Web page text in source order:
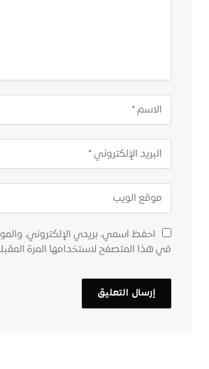
احفظ اسمي، بريدي الإلكتروني،
في هذا المتصفح لاستخدامها المرة